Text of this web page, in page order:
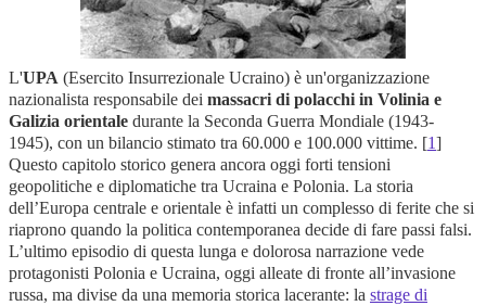
L'UPA (Esercito Insurrezionale Ucraino) è un'organizzazione
nazionalista responsabile dei massacri di polacchi in Volinia e
Galizia orientale durante la Seconda Guerra Mondiale (1943-
1945), con un bilancio stimato tra 60.000 e 100.000 vittime. [1]
Questo capitolo storico genera ancora oggi forti tensioni
geopolitiche e diplomatiche tra Ucraina e Polonia. La storia
dell’Europa centrale e orientale è infatti un complesso di ferite che si
riaprono quando la politica contemporanea decide di fare passi falsi.
L’ultimo episodio di questa lunga e dolorosa narrazione vede
protagonisti Polonia e Ucraina, oggi alleate di fronte all’invasione
russa, ma divise da una memoria storica lacerante: la strage di